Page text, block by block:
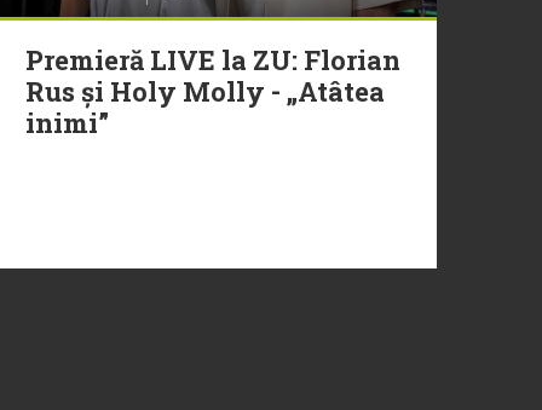
Premieră LIVE la ZU: Florian
Rus și Holy Molly - „Atâtea
inimi”